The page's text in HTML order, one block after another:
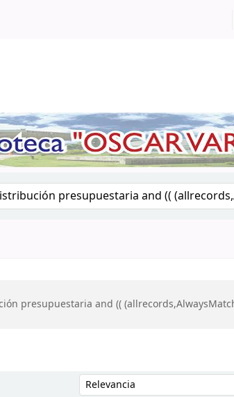
presupuestaria and ((
Ordenar por: